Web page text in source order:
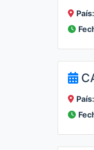
País:
País: